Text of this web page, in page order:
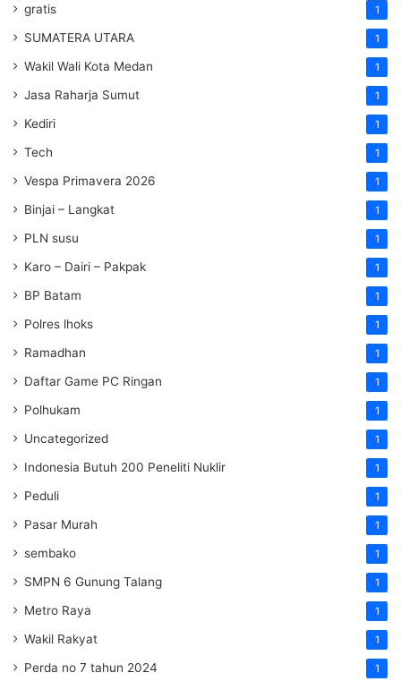
gratis 1
SUMATERA UTARA 1
Wakil Wali Kota Medan 1
Jasa Raharja Sumut 1
Kediri 1
Tech 1
Vespa Primavera 2026 1
Binjai – Langkat 1
PLN susu 1
Karo – Dairi – Pakpak 1
BP Batam 1
Polres lhoks 1
Ramadhan 1
Daftar Game PC Ringan 1
Polhukam 1
Uncategorized 1
Indonesia Butuh 200 Peneliti Nuklir 1
Peduli 1
Pasar Murah 1
sembako 1
SMPN 6 Gunung Talang 1
Metro Raya 1
Wakil Rakyat 1
Perda no 7 tahun 2024 1